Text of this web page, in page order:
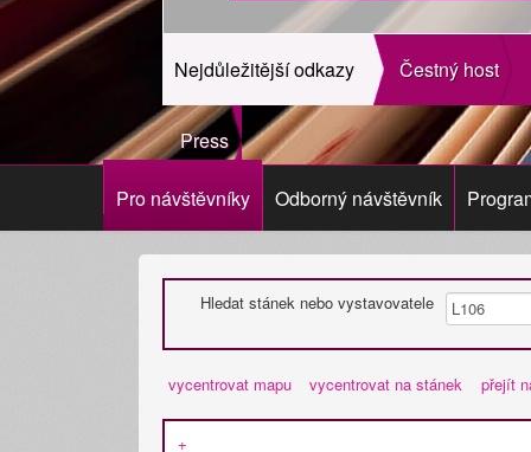
Nejdůležitější odkazy Čestný host
Press
Pro návštěvníky Odborný návštěvník
Hledat stánek nebo vystavovatele
vycentrovat mapu vycentrovat na stánek přejít
+